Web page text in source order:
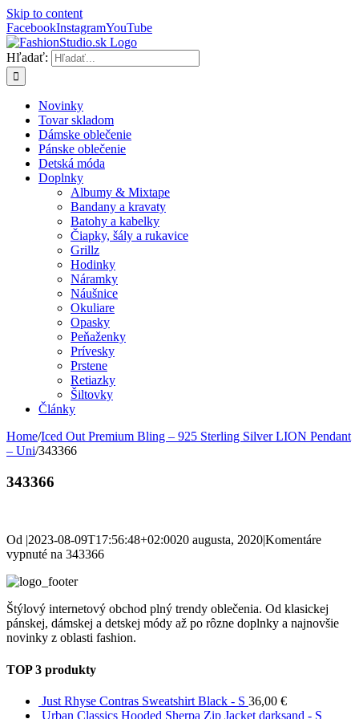
Skip to content
FacebookInstagramYouTube
Hľadať:
Novinky
Tovar skladom
Dámske oblečenie
Pánske oblečenie
Detská móda
Doplnky
Albumy & Mixtape
Bandany a kravaty
Batohy a kabelky
Čiapky, šály a rukavice
Grillz
Hodinky
Náramky
Náušnice
Okuliare
Opasky
Peňaženky
Prívesky
Prstene
Retiazky
Šiltovky
Články
Home/Iced Out Premium Bling – 925 Sterling Silver LION Pendant
– Uni/343366
343366
Od |2023-08-09T17:56:48+02:0020 augusta, 2020|Komentáre
vypnuté na 343366
Štýlový internetový obchod plný trendy oblečenia. Od klasickej
pánskej, dámskej a detskej módy až po rôzne doplnky a najnovšie
novinky z oblasti fashion.
TOP 3 produkty
Just Rhyse Contras Sweatshirt Black - S 36,00 €
Urban Classics Hooded Sherpa Zip Jacket darksand - S